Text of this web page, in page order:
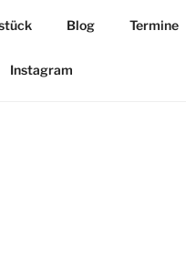
Blog Termine
Instagram